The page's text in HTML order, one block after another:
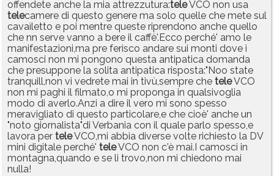
offendete anche la mia attrezzutura:teleVCO non usa
telecamere di questo genere ma solo quelle che mete sul
cavaìletto e poi mentre queste riprendono anche quello
che nn serve vanno a bere il caffè'.Ecco perché' amo le
manifestazioni,ma pre ferisco andare sui monti dove i
camosci non mi pongono questa antipatica domanda
che presuppone la solita antipatica risposta:"Noo state
tranquill,non vi vedrete mai in tivù,sempre che teleVCO
non mi paghi il filmato,o mi proponga in qualsivoglia
modo di averlo.Anzi a dire il vero mi sono spesso
meravigliato di questo particolare,e che cioè' anche un
"noto giornalista"di Verbania con il quale parlo spesso,e
lavora per teleVCO,mi abbia diverse volte richiesto la DV
mini digitale perché' teleVCO non c'è mai.I camosci in
montagna,quando e se li trovo,non mi chiedono mai
nulla!